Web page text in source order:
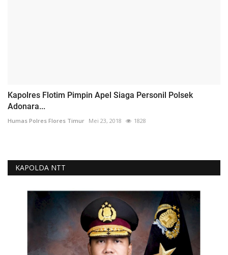
Kapolres Flotim Pimpin Apel Siaga Personil Polsek
Adonara...
Humas Polres Flores Timur Mei 23, 2018 1828
KAPOLDA NTT